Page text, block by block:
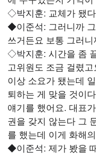
◇박지훈: 교체가 됐
◆이준석: 그러니까
쓰거든요 보통 그러
◇박지훈: 시간을 좀
고위원도 조금 걸렸
이상 소요가 됐는데
퇴하는 게 맞을 것이
얘기를 했어요. 대표
권을 갖지 않는다 그
를 했는데 이게 화해
◆이준석: 제가 봤을